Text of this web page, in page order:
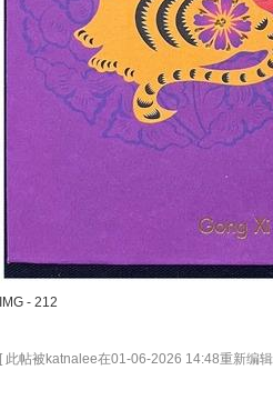
IMG - 212
[ 此帖被katnalee在01-06-2026 14:48重新编